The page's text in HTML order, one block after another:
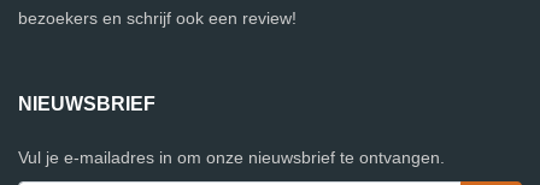
bezoekers en schrijf ook een review!
NIEUWSBRIEF
Vul je e-mailadres in om onze nieuwsbrief te ontvangen.